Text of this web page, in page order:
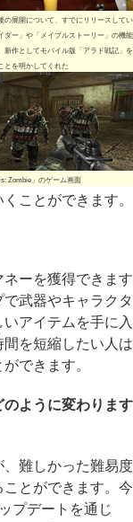
の展開について、すでにリリースしてい
ダー」や「メイプルストーリー」の機能
新作としてモバイル版「アラド戦記」を
とを明かしてくれた
Zombie」のゲーム画面
ことができます。
ーを獲得できます
武器やキャラクタ
アイテムを手に入
を短縮したい人は
できます。
ように変わります
難しかった難易度
とができます。今
プデートを通じ